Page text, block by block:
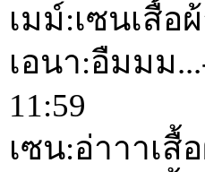
เมม์:เซนเสื้อ
เอนา:อืมมม
11:59
เซน:อ่าาาเสื้